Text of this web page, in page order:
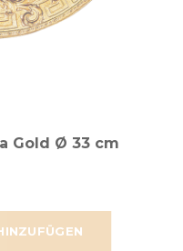
Gold Ø 33 cm